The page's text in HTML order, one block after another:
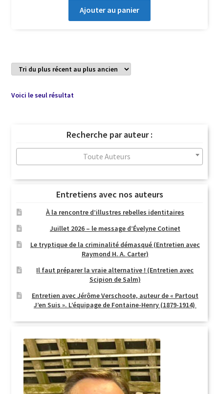
Ajouter au panier
Voici le seul résultat
Recherche par auteur :
Toute Auteurs
Entretiens avec nos auteurs
À la rencontre d’illustres rebelles identitaires
Juillet 2026 – le message d’Évelyne Cotinet
Le tryptique de la criminalité démasqué (Entretien avec
Raymond H. A. Carter)
Il faut préparer la vraie alternative ! (Entretien avec
Scipion de Salm)
Entretien avec Jérôme Verschoote, auteur de « Partout
J’en Suis ». L’équipage de Fontaine-Henry (1879-1914)